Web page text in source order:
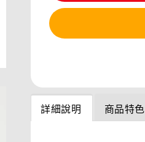
詳細說明 商品特色